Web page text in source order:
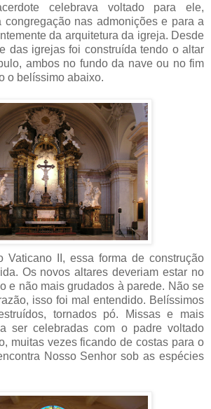
celebrava voltado para ele,
congregação nas admonições e para a
da arquitetura da igreja. Desde
das igrejas foi construída tendo o altar
ambos no fundo da nave ou no fim
o belíssimo abaixo.
Vaticano II, essa forma de construção
Os novos altares deveriam estar no
e não mais grudados à parede. Não se
isso foi mal entendido. Belíssimos
tornados pó. Missas e mais
ser celebradas com o padre voltado
muitas vezes ficando de costas para o
Nosso Senhor sob as espécies